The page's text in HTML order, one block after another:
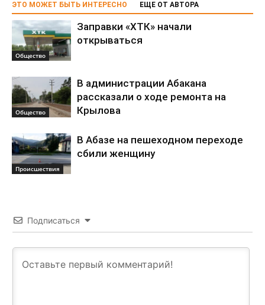
ЭТО МОЖЕТ БЫТЬ ИНТЕРЕСНО ЕЩЕ ОТ АВТОРА
Общество
Заправки «ХТК» начали
открываться
Общество
В администрации Абакана
рассказали о ходе ремонта на
Крылова
Происшествия
В Абазе на пешеходном переходе
сбили женщину
Подписаться